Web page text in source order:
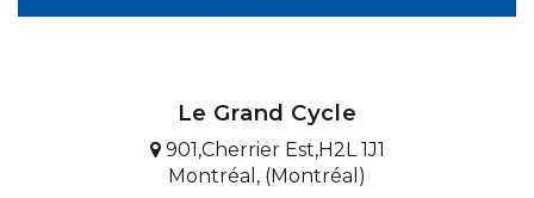
Le Grand Cycle
901,Cherrier Est,H2L 1J1
Montréal, (Montréal)